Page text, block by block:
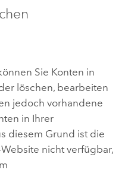
Sie Konten in
löschen, bearbeiten
jedoch vorhandene
in Ihrer
diesem Grund ist die
nicht verfügbar,